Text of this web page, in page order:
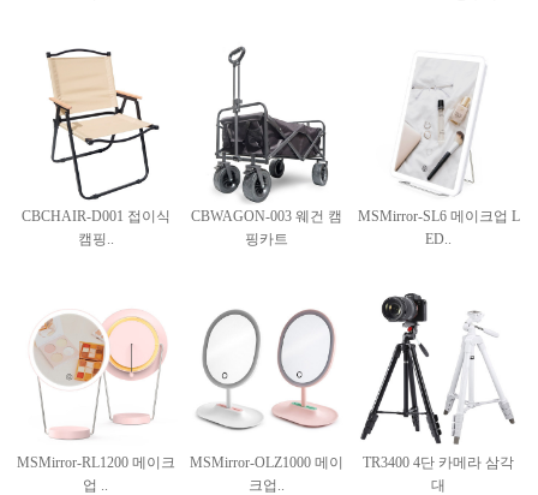
CBCHAIR-D001 접이식
캠핑..
CBWAGON-003 웨건 캠
핑카트
MSMirror-SL6 메이크업 L
ED..
MSMirror-RL1200 메이크
업 ..
MSMirror-OLZ1000 메이
크업..
TR3400 4단 카메라 삼각
대